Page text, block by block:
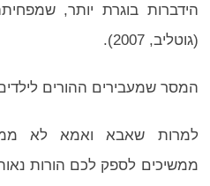
הידברות בוגרת יותר,
(גוטליב, 2007).
המסר שמעבירים ההורים
למרות שאבא ואמא לא
ממשיכים לספק לכם הורות